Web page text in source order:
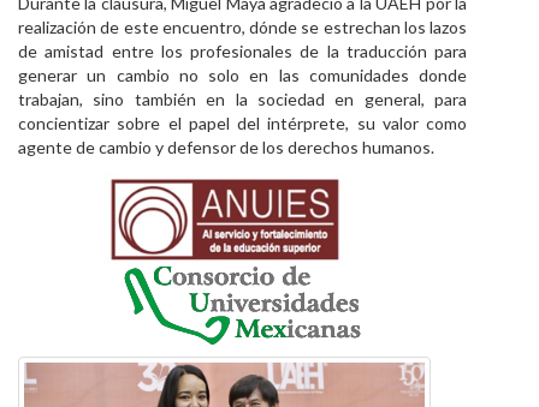
realización de este encuentro, dónde se estrechan los lazos
de amistad entre los profesionales de la traducción para
generar un cambio no solo en las comunidades donde
trabajan, sino también en la sociedad en general, para
concientizar sobre el papel del intérprete, su valor como
agente de cambio y defensor de los derechos humanos.